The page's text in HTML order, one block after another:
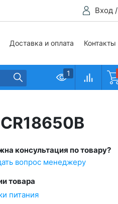
Вход /
Доставка и оплата Контакты
1
консультация по товару?
вопрос менеджеру
товара
питания